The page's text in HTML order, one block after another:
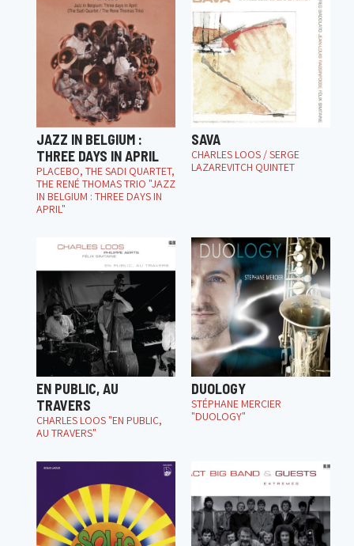
JAZZ IN BELGIUM :
THREE DAYS IN APRIL
PLACEBO, THE SADI QUARTET,
THE RENÉ THOMAS TRIO "JAZZ
IN BELGIUM : THREE DAYS IN
APRIL"
SAVA
CHARLES LOOS / SERGE
LAZAREVITCH QUINTET
EN PUBLIC, AU
TRAVERS
CHARLES LOOS "EN PUBLIC,
AU TRAVERS"
DUOLOGY
STÉPHANE MERCIER
"DUOLOGY"